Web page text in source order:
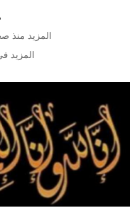
المزيد منذ
المزيد